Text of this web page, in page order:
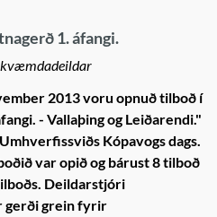
1. áfangi.
2013 voru opnuð tilboð í
- Vallaþing og Leiðarendi."
Kópavogs dags.
var opið og bárust 8 tilboð
Deildarstjóri
gerði grein fyrir